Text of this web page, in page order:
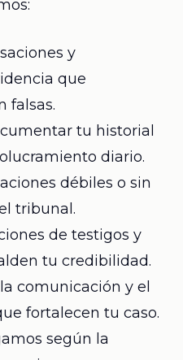
y
que
falsas.
tu historial
diario.
débiles o sin
tribunal.
de testigos y
tu credibilidad.
comunicación y el
fortalecen tu caso.
según la